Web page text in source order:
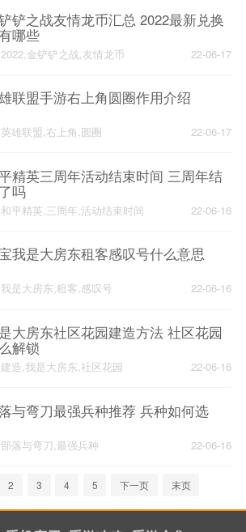
铲之战友情龙币汇总 2022最新兑换
哪些
2022,金铲铲之战,友情龙币 22-06-17
联盟手游右上角圆圈作用介绍
英雄联盟,右上角,圆圈 22-06-17
精英三周年活动结束时间 三周年结
吗
和平精英,三周年,活动结束时间 22-06-16
我是大房东租客感叹号什么意思
我是大房东,租客,感叹号 22-06-16
大房东社区花园建造方法 社区花园
解锁
建造,我是大房东,社区花园 22-06-16
与弯刀最强兵种推荐 兵种如何选
部落与弯刀,最强兵种 22-06-16
2 3 4 5 下一页 末页